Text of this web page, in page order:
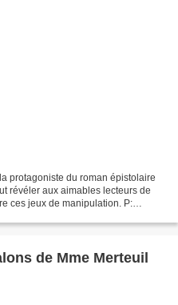
protagoniste du roman épistolaire
révéler aux aimables lecteurs de
ces jeux de manipulation. P:
de Mme Merteuil